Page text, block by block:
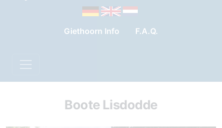
Giethoorn Info F.A.Q.
Boote Lisdodde